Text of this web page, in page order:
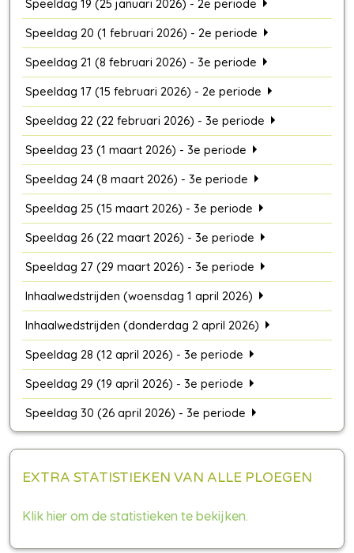
Speeldag 19 (25 januari 2026) - 2e periode
Speeldag 20 (1 februari 2026) - 2e periode
Speeldag 21 (8 februari 2026) - 3e periode
Speeldag 17 (15 februari 2026) - 2e periode
Speeldag 22 (22 februari 2026) - 3e periode
Speeldag 23 (1 maart 2026) - 3e periode
Speeldag 24 (8 maart 2026) - 3e periode
Speeldag 25 (15 maart 2026) - 3e periode
Speeldag 26 (22 maart 2026) - 3e periode
Speeldag 27 (29 maart 2026) - 3e periode
Inhaalwedstrijden (woensdag 1 april 2026)
Inhaalwedstrijden (donderdag 2 april 2026)
Speeldag 28 (12 april 2026) - 3e periode
Speeldag 29 (19 april 2026) - 3e periode
Speeldag 30 (26 april 2026) - 3e periode
EXTRA STATISTIEKEN VAN ALLE PLOEGEN
Klik hier om de statistieken te bekijken.